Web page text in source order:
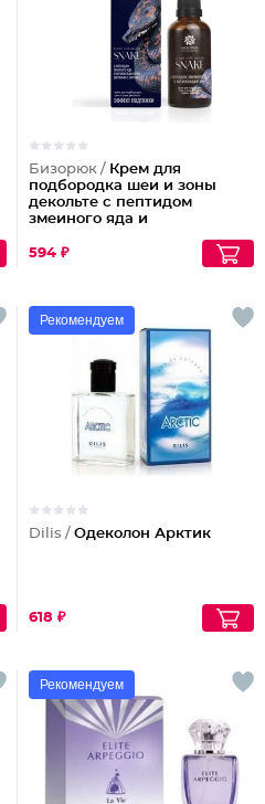
Бизорюк / Крем для
подбородка шеи и зоны
декольте с пептидом
змеиного яда и
594 ₽
Рекомендуем
Dilis / Одеколон Арктик
618 ₽
Рекомендуем